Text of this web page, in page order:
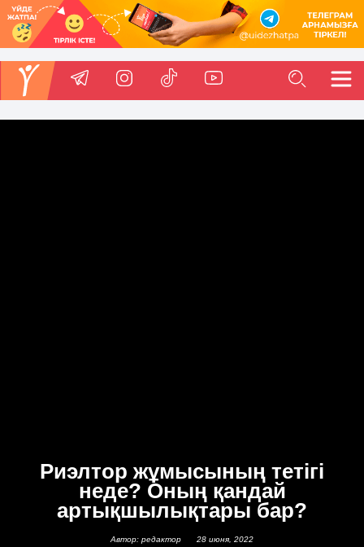
Риэлтор жұмысының тетігі
неде? Оның қандай
артықшылықтары бар?
Автор: редактор 28 июня, 2022